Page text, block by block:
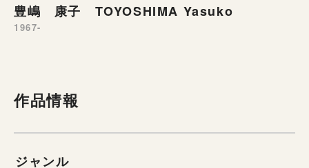
豊嶋 康子 TOYOSHIMA Yasuko
1967-
作品情報
ジャンル